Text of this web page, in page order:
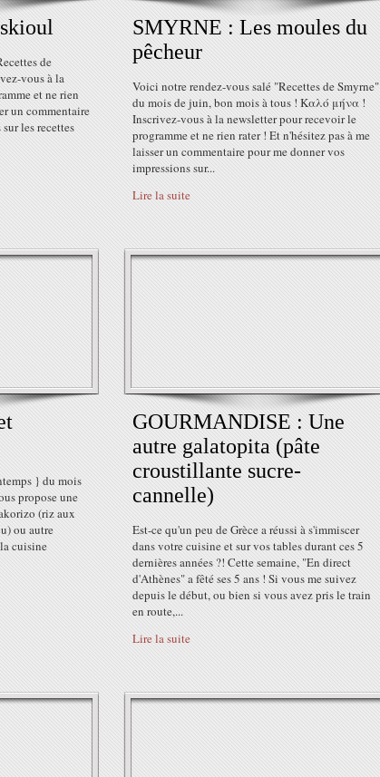
de
vous à la
et ne rien
un commentaire
les recettes
SMYRNE : Les moules du
pêcheur
Voici notre rendez-vous salé "Recettes de Smyrne"
du mois de juin, bon mois à tous ! Καλό μήνα !
Inscrivez-vous à la newsletter pour recevoir le
programme et ne rien rater ! Et n'hésitez pas à me
laisser un commentaire pour me donner vos
impressions sur...
Lire la suite
} du mois
propose une
(riz aux
ou autre
cuisine
GOURMANDISE : Une
autre galatopita (pâte
croustillante sucre-
cannelle)
Est-ce qu'un peu de Grèce a réussi à s'immiscer
dans votre cuisine et sur vos tables durant ces 5
dernières années ?! Cette semaine, "En direct
d'Athènes" a fêté ses 5 ans ! Si vous me suivez
depuis le début, ou bien si vous avez pris le train
en route,...
Lire la suite